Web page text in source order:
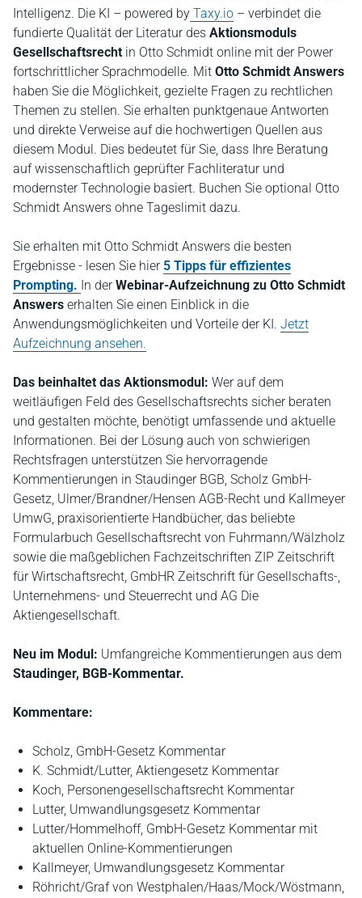
Intelligenz. Die KI – powered by Taxy.io – verbindet die
fundierte Qualität der Literatur des Aktionsmoduls
Gesellschaftsrecht in Otto Schmidt online mit der Power
fortschrittlicher Sprachmodelle. Mit Otto Schmidt Answers
haben Sie die Möglichkeit, gezielte Fragen zu rechtlichen
Themen zu stellen. Sie erhalten punktgenaue Antworten
und direkte Verweise auf die hochwertigen Quellen aus
diesem Modul. Dies bedeutet für Sie, dass Ihre Beratung
auf wissenschaftlich geprüfter Fachliteratur und
modernster Technologie basiert. Buchen Sie optional Otto
Schmidt Answers ohne Tageslimit dazu.
Sie erhalten mit Otto Schmidt Answers die besten
Ergebnisse - lesen Sie hier 5 Tipps für effizientes
Prompting. In derWebinar-Aufzeichnung zu Otto Schmidt
Answers erhalten Sie einen Einblick in die
Anwendungsmöglichkeiten und Vorteile der KI. Jetzt
Aufzeichnung ansehen.
Das beinhaltet das Aktionsmodul: Wer auf dem
weitläufigen Feld des Gesellschaftsrechts sicher beraten
und gestalten möchte, benötigt umfassende und aktuelle
Informationen. Bei der Lösung auch von schwierigen
Rechtsfragen unterstützen Sie hervorragende
Kommentierungen in Staudinger BGB, Scholz GmbH-
Gesetz, Ulmer/Brandner/Hensen AGB-Recht und Kallmeyer
UmwG, praxisorientierte Handbücher, das beliebte
Formularbuch Gesellschaftsrecht von Fuhrmann/Wälzholz
sowie die maßgeblichen Fachzeitschriften ZIP Zeitschrift
für Wirtschaftsrecht, GmbHR Zeitschrift für Gesellschafts-,
Unternehmens- und Steuerrecht und AG Die
Aktiengesellschaft.
Neu im Modul: Umfangreiche Kommentierungen aus dem
Staudinger, BGB-Kommentar.
Kommentare:
Scholz, GmbH-Gesetz Kommentar
K. Schmidt/Lutter, Aktiengesetz Kommentar
Koch, Personengesellschaftsrecht Kommentar
Lutter, Umwandlungsgesetz Kommentar
Lutter/Hommelhoff, GmbH-Gesetz Kommentar mit
aktuellen Online-Kommentierungen
Kallmeyer, Umwandlungsgesetz Kommentar
Röhricht/Graf von Westphalen/Haas/Mock/Wöstmann,